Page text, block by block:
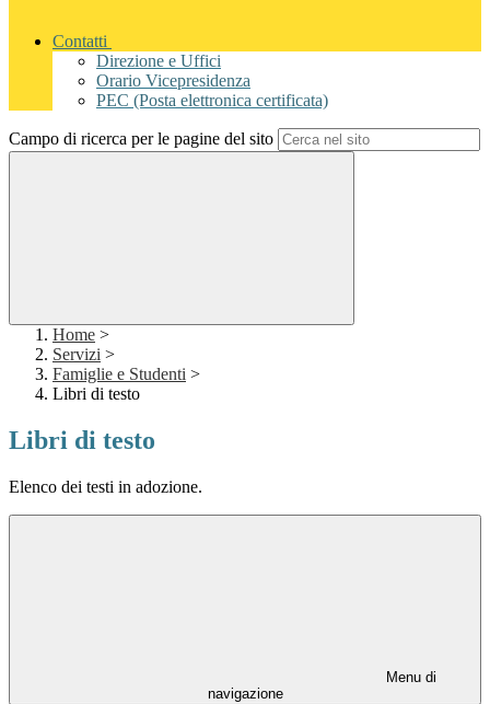
Contatti
Direzione e Uffici
Orario Vicepresidenza
PEC (Posta elettronica certificata)
Campo di ricerca per le pagine del sito
Home >
Servizi >
Famiglie e Studenti >
Libri di testo
Libri di testo
Elenco dei testi in adozione.
Menu di
navigazione